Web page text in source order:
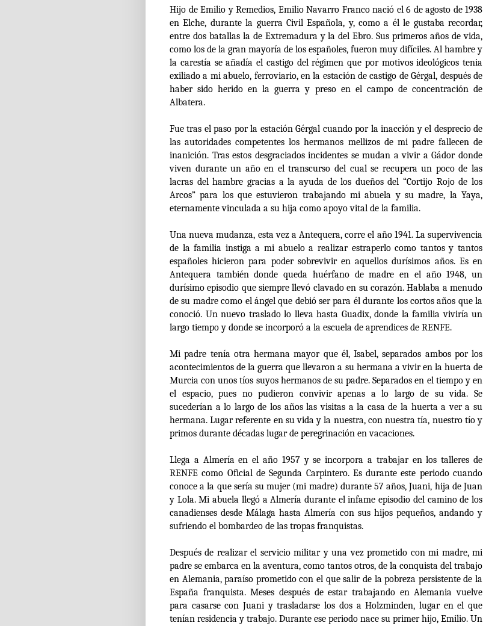
Hijo de Emilio y Remedios, Emilio Navarro Franco nació el 6 de agosto de 1938
en Elche, durante la guerra Civil Española, y, como a él le gustaba recordar,
entre dos batallas la de Extremadura y la del Ebro.Sus primeros años de vida,
como los de la gran mayoría de los españoles, fueron muy difíciles. Al hambre y
la carestía se añadía el castigo del régimen que por motivos ideológicos tenia
exiliado a mi abuelo, ferroviario, en la estación de castigo de Gérgal, después de
haber sido herido en la guerra y preso en el campo de concentración de
Albatera.
Fue tras el paso por la estación Gérgal cuando por la inacción y el desprecio de
las autoridades competentes los hermanos mellizos de mi padre fallecen de
inanición. Tras estos desgraciados incidentes se mudan a vivir a Gádor donde
viven durante un año en el transcurso del cual se recupera un poco de las
lacras del hambre gracias a la ayuda de los dueños del “Cortijo Rojo de los
Arcos” para los que estuvieron trabajando mi abuela y su madre, la Yaya,
eternamente vinculada a su hija como apoyo vital de la familia.
Una nueva mudanza, esta vez a Antequera, corre el año 1941. La supervivencia
de la familia instiga a mi abuelo a realizar estraperlo como tantos y tantos
españoles hicieron para poder sobrevivir en aquellos durísimos años. Es en
Antequera también donde queda huérfano de madre en el año 1948, un
durísimo episodio que siempre llevó clavado en su corazón. Hablaba a menudo
de su madre como el ángel que debió ser para él durante los cortos años que la
conoció. Un nuevo traslado lo lleva hasta Guadix, donde la familia viviría un
largo tiempo y donde se incorporó a la escuela de aprendices de RENFE.
Mi padre tenía otra hermana mayor que él, Isabel, separados ambos por los
acontecimientos de la guerra que llevaron a su hermana a vivir en la huerta de
Murcia con unos tíos suyos hermanos de su padre. Separados en el tiempo y en
el espacio, pues no pudieron convivir apenas a lo largo de su vida. Se
sucederían a lo largo de los años las visitas a la casa de la huerta a ver a su
hermana. Lugar referente en su vida y la nuestra, con nuestra tía, nuestro tío y
primos durante décadas lugar de peregrinación en vacaciones.
Llega a Almería en el año 1957 y se incorpora a trabajar en los talleres de
RENFE como Oficial de Segunda Carpintero. Es durante este periodo cuando
conoce a la que sería su mujer (mi madre) durante 57 años, Juani, hija de Juan
y Lola. Mi abuela llegó a Almería durante el infame episodio del camino de los
canadienses desde Málaga hasta Almería con sus hijos pequeños, andando y
sufriendo el bombardeo de las tropas franquistas.
Después de realizar el servicio militar y una vez prometido con mi madre, mi
padre se embarca en la aventura, como tantos otros, de la conquista del trabajo
en Alemania, paraíso prometido con el que salir de la pobreza persistente de la
España franquista. Meses después de estar trabajando en Alemania vuelve
para casarse con Juani y trasladarse los dos a Holzminden, lugar en el que
tenían residencia y trabajo. Durante ese periodo nace su primer hijo, Emilio. Un